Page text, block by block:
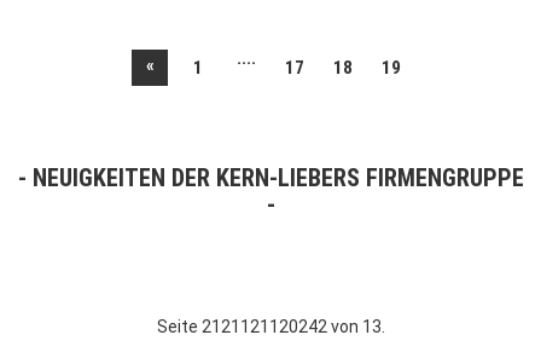
« 1 .... 17 18 19
NEUIGKEITEN DER KERN-LIEBERS FIRMENGRUPPE
Seite 2121121120242 von 13.